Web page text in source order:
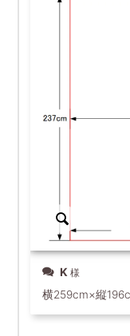
K
横259cm×縦